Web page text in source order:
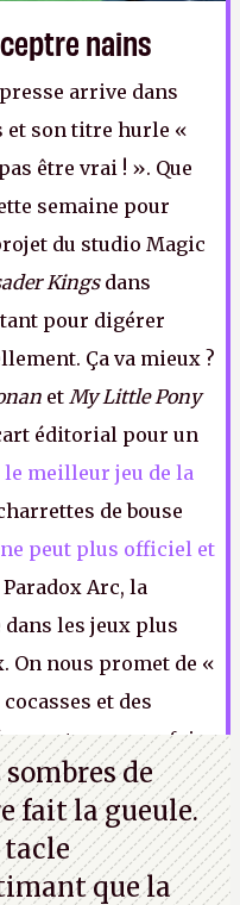
nains
arrive dans
et son titre hurle «
être vrai ! ». Que
semaine pour
du studio Magic
Kingsdans
pour digérer
Ça va mieux ?
et My Little Pony
éditorial pour un
le meilleur jeu de la
de bouse
peut plus officiel et
Arc, la
les jeux plus
On nous promet de «
et des
», et pour une fois,
communiqué de
P.
de
fait la gueule.
tacle
que la